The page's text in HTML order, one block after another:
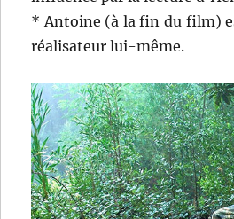
* Antoine (à la fin du film)
réalisateur lui-même.